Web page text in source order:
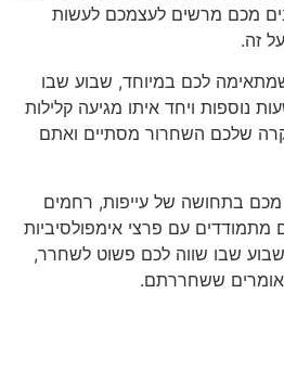
מכם מרשים לעצמכם לעשות
זה.
לכם במיוחד, שבוע שבו
נוספות ויחד איתו מגיעה קלילות
שלכם השחרור מסתיים ואתם
מכם בתחושה של עייפות, רחמים
מתמודדים עם פרצי אימפולסיביות
שבו שווה לכם פשוט לשחרר,
ששחררתם.